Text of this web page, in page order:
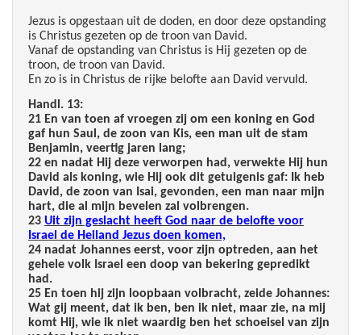
Jezus is opgestaan uit de doden, en door deze opstanding
is Christus gezeten op de troon van David.
Vanaf de opstanding van Christus is Hij gezeten op de
troon, de troon van David.
En zo is in Christus de rijke belofte aan David vervuld.
Handl. 13:
21 En van toen af vroegen zij om een koning en God
gaf hun Saul, de zoon van Kis, een man uit de stam
Benjamin, veertig jaren lang;
22 en nadat Hij deze verworpen had, verwekte Hij hun
David als koning, wie Hij ook dit getuigenis gaf: Ik heb
David, de zoon van Isai, gevonden, een man naar mijn
hart, die al mijn bevelen zal volbrengen.
23 Uit zijn geslacht heeft God naar de belofte voor
Israel de Heiland Jezus doen komen,
24 nadat Johannes eerst, voor zijn optreden, aan het
gehele volk Israel een doop van bekering gepredikt
had.
25 En toen hij zijn loopbaan volbracht, zeide Johannes:
Wat gij meent, dat ik ben, ben ik niet, maar zie, na mij
komt Hij, wie ik niet waardig ben het schoeisel van zijn